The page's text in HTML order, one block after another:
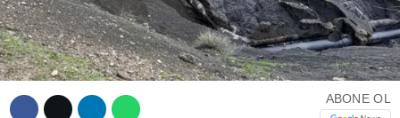
WhatsApp İhbar HattıABONE OL